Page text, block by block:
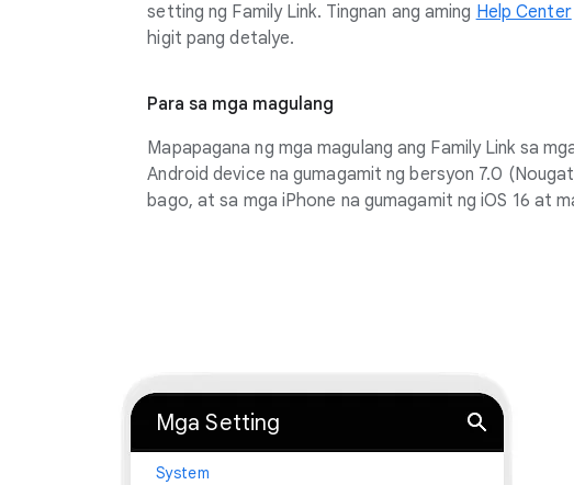
setting ng Family Link. Tingnan ang aming Help Center
higit pang detalye.
Para sa mga magulang
Mapapagana ng mga magulang ang Family Link sa
Android device na gumagamit ng bersyon 7.0
bago, at sa mga iPhone na gumagamit ng iOS 16 at
Mga Setting
System